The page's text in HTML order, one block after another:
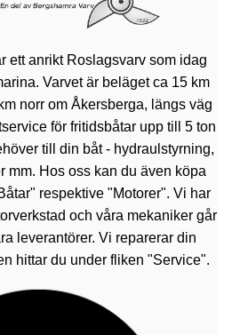
ett anrikt Roslagsvarv som idag
Varvet är beläget ca 15 km
norr om Åkersberga, längs väg
för fritidsbåtar upp till 5 ton
till din båt - hydraulstyrning,
mm. Hos oss kan du även köpa
respektive "Motorer". Vi har
och våra mekaniker går
leverantörer. Vi reparerar din
hittar du under fliken "Service".